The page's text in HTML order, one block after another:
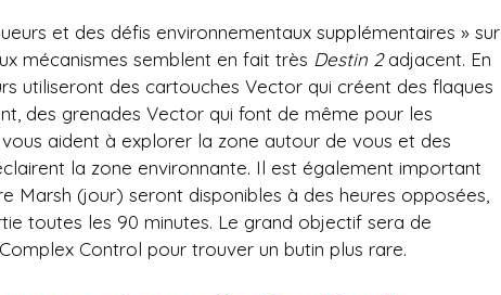
et des défis environnementaux supplémentaires » sur
mécanismes semblent en fait très Destin 2adjacent. En
utiliseront des cartouches Vector qui créent des flaques
des grenades Vector qui font de même pour les
aident à explorer la zone autour de vous et des
la zone environnante. Il est également important
Marsh (jour) seront disponibles à des heures opposées,
toutes les 90 minutes. Le grand objectif sera de
Control pour trouver un butin plus rare.